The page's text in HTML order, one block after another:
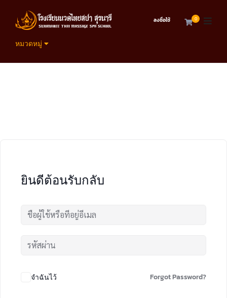
หมวดหมู่
0
ลงชื่อใช้
ยินดีต้อนรับกลับ
จำฉันไว้ Forgot Password?